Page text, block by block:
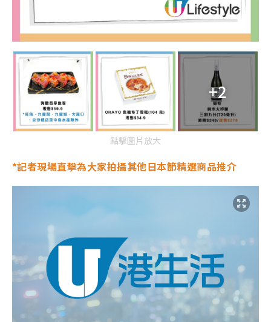
+2
點擊圖片放大
*記者現場直擊為大家拍攝其他日本節精選商品推介